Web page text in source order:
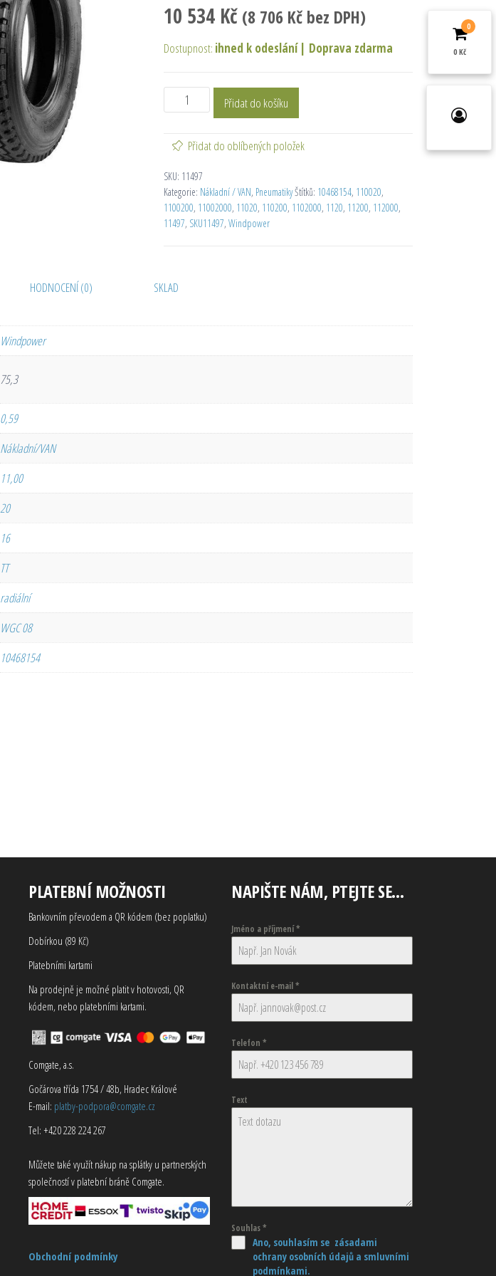
10 534 Kč (8 706 Kčbez DPH)
Dostupnost: ihned k odeslání | Doprava zdarma
Přidat do košíku
Přidat do oblíbených položek
SKU: 11497
Kategorie: Nákladní / VAN, PneumatikyŠtítků: 10468154, 110020,
1100200, 11002000, 11020, 110200, 1102000, 1120, 11200, 112000,
11497, SKU11497, Windpower
HODNOCENÍ (0) SKLAD
Windpower
75,3
0,59
Nákladní/VAN
11,00
20
16
TT
radiální
WGC 08
10468154
PLATEBNÍ MOŽNOSTI
Bankovním převodem a QR kódem (bez poplatku)
Dobírkou (89 Kč)
Platebními kartami
Na prodejně je možné platit v hotovosti, QR
kódem, nebo platebními kartami.
Comgate, a.s.
Gočárova třída 1754 / 48b, Hradec Králové
E-mail: platby-podpora@comgate.cz
Tel: +420 228 224 267
Můžete také využít nákup na splátky u partnerských
společností v platební bráně Comgate.
Obchodní podmínky
NAPIŠTE NÁM, PTEJTE SE…
Jméno a příjmení*
Kontaktní e-mail*
Telefon *
Text
Souhlas*
Ano, souhlasím se zásadami
ochrany osobních údajů a smluvními
podmínkami.
0
0 Kč